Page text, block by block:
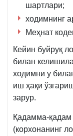
шартлари;
ходимнинг
Меҳнат
Кейин буйруқ
билан
ходимни у
иш ҳақи
зарур.
Қадамма-
(корхонанинг